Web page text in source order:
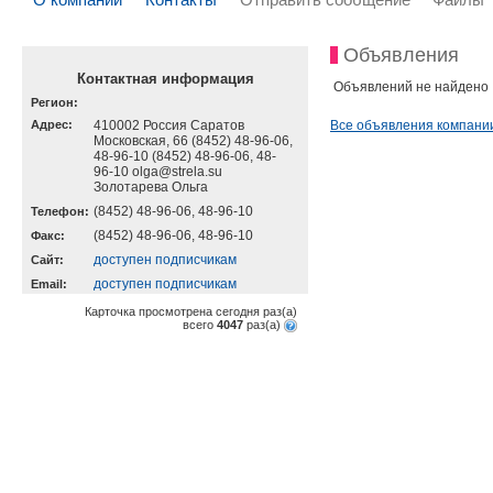
Контактная информация
Регион:
Адрес:
410002 Россия Саратов
Московская, 66 (8452) 48-96-06,
48-96-10 (8452) 48-96-06, 48-
96-10 olga@strela.su
Золотарева Ольга
Телефон: (8452) 48-96-06, 48-96-10
Факс: (8452) 48-96-06, 48-96-10
Cайт: доступен подписчикам
Email: доступен подписчикам
Карточка просмотрена сегодня раз(a)
всего 4047 раз(a)
Объявления
Объявлений не найдено
Все объявления